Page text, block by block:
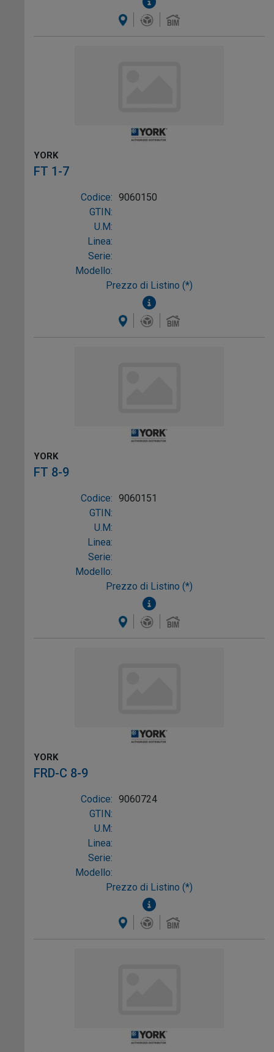
YORK
FT 1-7
Codice: 9060150
GTIN:
U.M:
Linea:
Serie:
Modello:
Prezzo di Listino (*)
YORK
FT 8-9
Codice: 9060151
GTIN:
U.M:
Linea:
Serie:
Modello:
Prezzo di Listino (*)
YORK
FRD-C 8-9
Codice: 9060724
GTIN:
U.M:
Linea:
Serie:
Modello:
Prezzo di Listino (*)